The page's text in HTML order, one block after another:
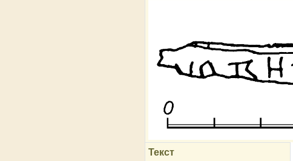
Текст